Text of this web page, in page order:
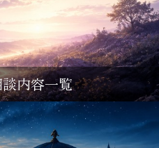
内容一覧